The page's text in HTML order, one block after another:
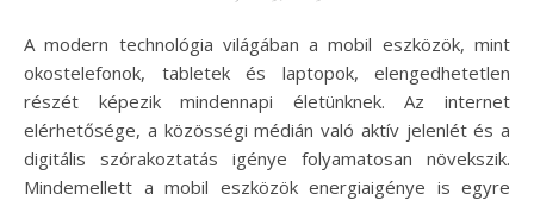
A modern technológia világában a mobil eszközök, mint
okostelefonok, tabletek és laptopok, elengedhetetlen
részét képezik mindennapi életünknek. Az internet
elérhetősége, a közösségi médián való aktív jelenlét és a
digitális szórakoztatás igénye folyamatosan növekszik.
Mindemellett a mobil eszközök energiaigénye is egyre